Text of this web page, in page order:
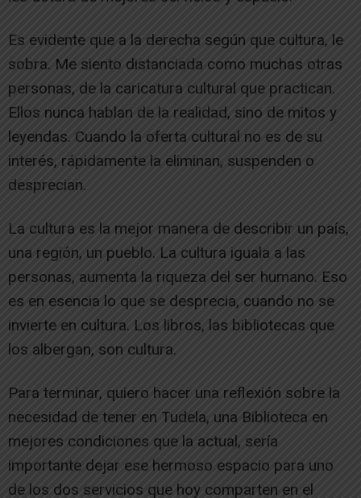
Es evidente que a la derecha según que cultura, le
sobra. Me siento distanciada como muchas otras
personas, de la caricatura cultural que practican.
Ellos nunca hablan de la realidad, sino de mitos y
leyendas. Cuando la oferta cultural no es de su
interés, rápidamente la eliminan, suspenden o
desprecian.
La cultura es la mejor manera de describir un país,
una región, un pueblo. La cultura iguala a las
personas, aumenta la riqueza del ser humano. Eso
es en esencia lo que se desprecia, cuando no se
invierte en cultura. Los libros, las bibliotecas que
los albergan, son cultura.
Para terminar, quiero hacer una reflexión sobre la
necesidad de tener en Tudela, una Biblioteca en
mejores condiciones que la actual, sería
importante dejar ese hermoso espacio para uno
de los dos servicios que hoy comparten en el